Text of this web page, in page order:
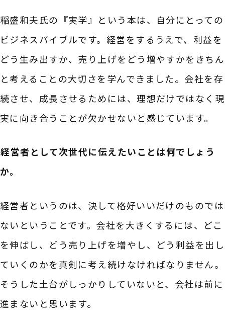
稲盛和夫氏の『実学』という本は、自分にとっての
ビジネスバイブルです。経営をするうえで、利益を
どう生み出すか、売り上げをどう増やすかをきちん
と考えることの大切さを学んできました。会社を存
続させ、成長させるためには、理想だけではなく現
実に向き合うことが欠かせないと感じています。
――経営者として次世代に伝えたいことは何でしょう
か。
経営者というのは、決して格好いいだけのものでは
ないということです。会社を大きくするには、どこ
を伸ばし、どう売り上げを増やし、どう利益を出し
ていくのかを真剣に考え続けなければなりません。
そうした土台がしっかりしていないと、会社は前に
進まないと思います。